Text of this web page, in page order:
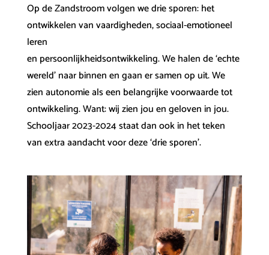
Op de Zandstroom volgen we drie sporen: het
ontwikkelen van vaardigheden, sociaal-emotioneel
leren
en persoonlijkheidsontwikkeling. We halen de ‘echte
wereld’ naar binnen en gaan er samen op uit. We
zien autonomie als een belangrijke voorwaarde tot
ontwikkeling. Want: wij zien jou en geloven in jou.
Schooljaar 2023-2024 staat dan ook in het teken
van extra aandacht voor deze ‘drie sporen’.